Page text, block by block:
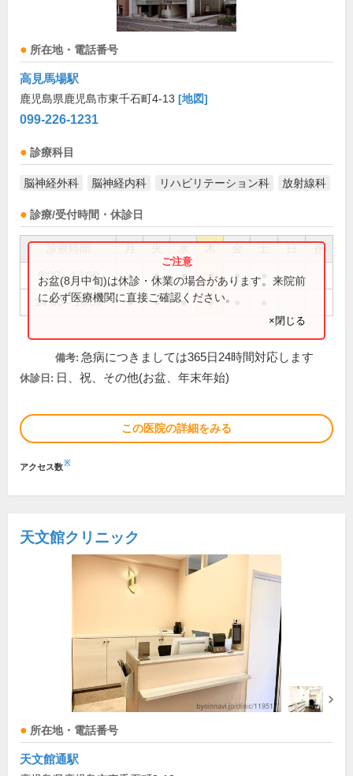
所在地・電話番号
高見馬場駅
鹿児島県鹿児島市東千石町4-13 [地図]
099-226-1231
診療科目
脳神経外科 脳神経内科 リハビリテーション科 放射線科
診療/受付時間・休診日
祝
9:00～13:00 ● ● ● ● ●
14:00～18:00 ● ● ● ●
お盆(8月中旬)は休診・休業の場合があります。来院前
に必ず医療機関に直接ご確認ください。
×閉じる
備考: 急病につきましては365日24時間対応します
休診日: 日、祝、その他(お盆、年末年始)
この医院の詳細をみる
アクセス数※
天文館クリニック
所在地・電話番号
天文館通駅